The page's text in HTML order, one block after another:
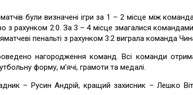
матчів були визначені ігри за 1 – 2 місце між
з рахунком 2:0. За 3 – 4 місце змагалися
пенальті з рахунком 3:2 виграла команда
нагородження команд. Всі команди
форму, мʼячі, грамоти та медалі.
– Русин Андрій, кращий захисник – Лешко